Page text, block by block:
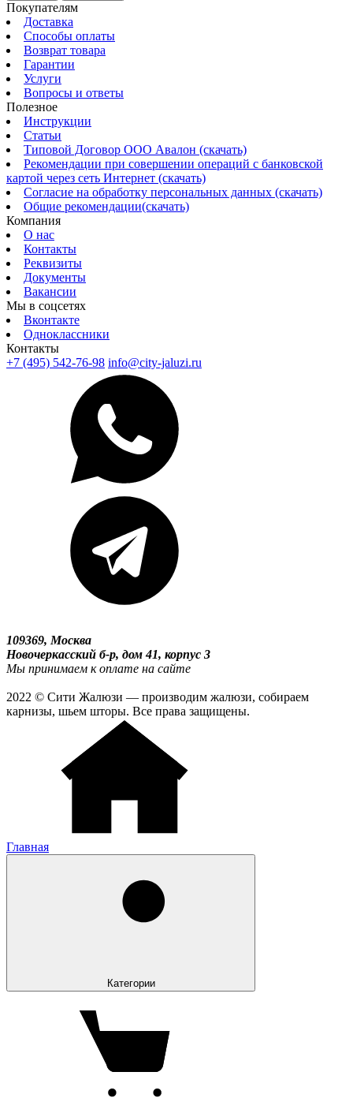
Покупателям
Доставка
Способы оплаты
Возврат товара
Гарантии
Услуги
Вопросы и ответы
Полезное
Инструкции
Статьи
Типовой Договор ООО Авалон (скачать)
Рекомендации при совершении операций с банковской
картой через сеть Интернет (скачать)
Согласие на обработку персональных данных (скачать)
Общие рекомендации(скачать)
Компания
О нас
Контакты
Реквизиты
Документы
Вакансии
Мы в соцсетях
Вконтакте
Одноклассники
Контакты
+7 (495) 542-76-98 info@city-jaluzi.ru
109369, Москва
Новочеркасский б-р, дом 41, корпус 3
Мы принимаем к оплате на сайте
2022 © Сити Жалюзи — производим жалюзи, собираем
карнизы, шьем шторы. Все права защищены.
Главная
Категории